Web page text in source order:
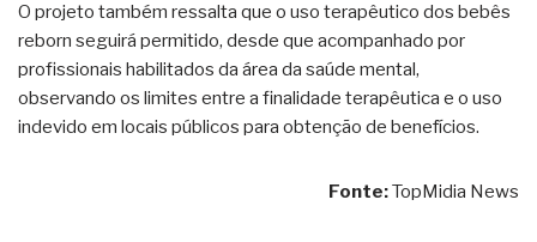
O projeto também ressalta que o uso terapêutico dos bebês
reborn seguirá permitido, desde que acompanhado por
profissionais habilitados da área da saúde mental,
observando os limites entre a finalidade terapêutica e o uso
indevido em locais públicos para obtenção de benefícios.
Fonte:TopMidia News